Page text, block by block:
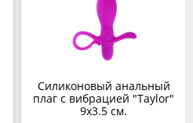
Силиконовый анальный
плаг с вибрацией "Taylor"
9х3.5 см.